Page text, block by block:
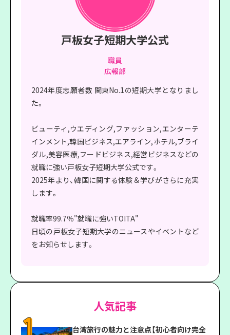
戸板女子短期大学公式
職員
広報部
2024年度志願者数 関東No.1の短期大学となりまし
た。
ビューティ,ウエディング,ファッション,エンターテ
インメント,韓国ビジネス,エアライン,ホテル,ブライ
ダル,美容医療,フードビジネス,経営ビジネスなどの
就職に強い戸板女子短期大学公式です。
2025年より、韓国に関する体験＆学びがさらに充実
します。
就職率99.7％"就職に強いTOITA"
日頃の戸板女子短期大学のニュースやイベントなど
をお知らせします。
人気記事
台湾旅行の魅力と注意点【初心者向け完全